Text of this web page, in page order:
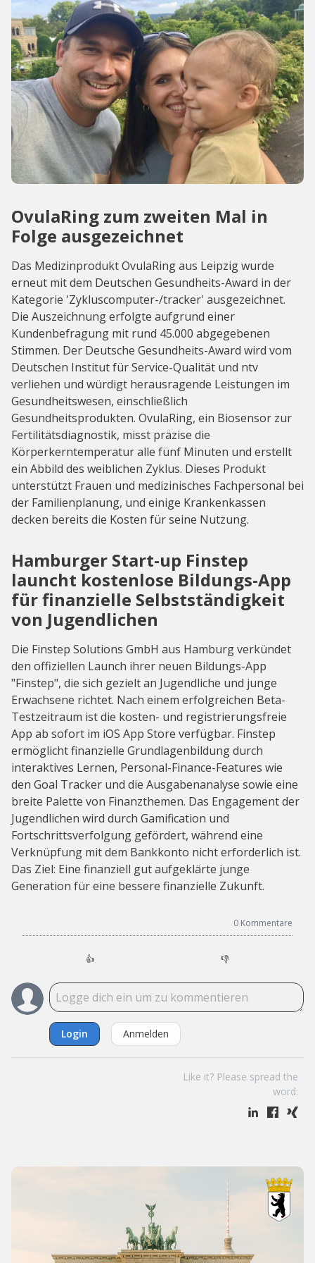
OvulaRing zum zweiten Mal in
Folge ausgezeichnet
Das Medizinprodukt OvulaRing aus Leipzig wurde
erneut mit dem Deutschen Gesundheits-Award in der
Kategorie 'Zykluscomputer-/tracker' ausgezeichnet.
Die Auszeichnung erfolgte aufgrund einer
Kundenbefragung mit rund 45.000 abgegebenen
Stimmen. Der Deutsche Gesundheits-Award wird vom
Deutschen Institut für Service-Qualität und ntv
verliehen und würdigt herausragende Leistungen im
Gesundheitswesen, einschließlich
Gesundheitsprodukten. OvulaRing, ein Biosensor zur
Fertilitätsdiagnostik, misst präzise die
Körperkerntemperatur alle fünf Minuten und erstellt
ein Abbild des weiblichen Zyklus. Dieses Produkt
unterstützt Frauen und medizinisches Fachpersonal bei
der Familienplanung, und einige Krankenkassen
decken bereits die Kosten für seine Nutzung.
Hamburger Start-up Finstep
launcht kostenlose Bildungs-App
für finanzielle Selbstständigkeit
von Jugendlichen
Die Finstep Solutions GmbH aus Hamburg verkündet
den offiziellen Launch ihrer neuen Bildungs-App
"Finstep", die sich gezielt an Jugendliche und junge
Erwachsene richtet. Nach einem erfolgreichen Beta-
Testzeitraum ist die kosten- und registrierungsfreie
App ab sofort im iOS App Store verfügbar. Finstep
ermöglicht finanzielle Grundlagenbildung durch
interaktives Lernen, Personal-Finance-Features wie
den Goal Tracker und die Ausgabenanalyse sowie eine
breite Palette von Finanzthemen. Das Engagement der
Jugendlichen wird durch Gamification und
Fortschrittsverfolgung gefördert, während eine
Verknüpfung mit dem Bankkonto nicht erforderlich ist.
Das Ziel: Eine finanziell gut aufgeklärte junge
Generation für eine bessere finanzielle Zukunft.
0 Kommentare
👍 👎
Login Anmelden
Like it? Please spread the
word: